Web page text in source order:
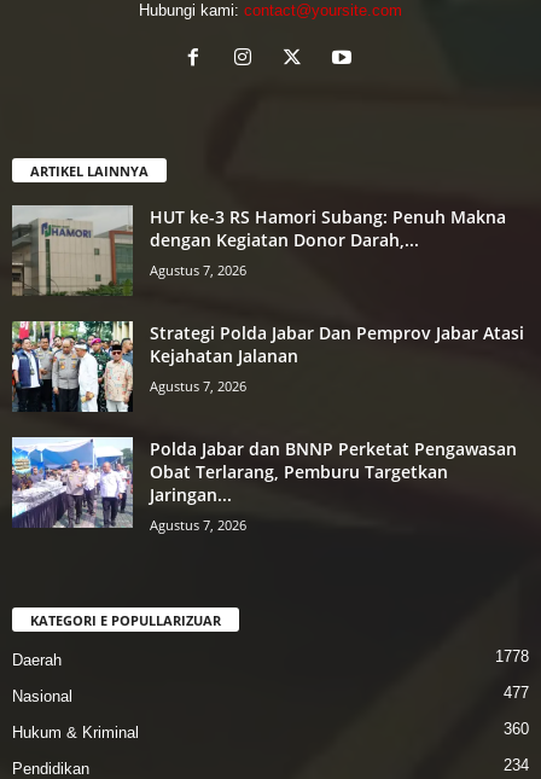
Hubungi kami: contact@yoursite.com
ARTIKEL LAINNYA
HUT ke-3 RS Hamori Subang: Penuh Makna
dengan Kegiatan Donor Darah,...
Agustus 7, 2026
Strategi Polda Jabar Dan Pemprov Jabar Atasi
Kejahatan Jalanan
Agustus 7, 2026
Polda Jabar dan BNNP Perketat Pengawasan
Obat Terlarang, Pemburu Targetkan
Jaringan...
Agustus 7, 2026
KATEGORI E POPULLARIZUAR
Daerah 1778
Nasional 477
Hukum & Kriminal 360
Pendidikan 234